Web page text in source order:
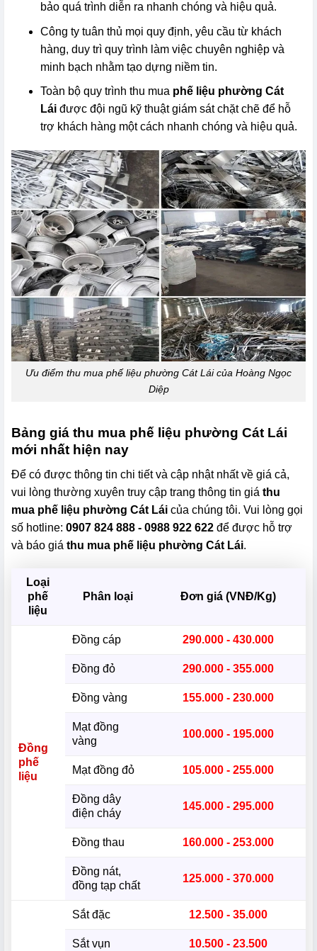
bảo quá trình diễn ra nhanh chóng và hiệu quả.
Công ty tuân thủ mọi quy định, yêu cầu từ khách
hàng, duy trì quy trình làm việc chuyên nghiệp và
minh bạch nhằm tạo dựng niềm tin.
Toàn bộ quy trình thu mua phế liệu phường Cát
Láiđược đội ngũ kỹ thuật giám sát chặt chẽ để hỗ
trợ khách hàng một cách nhanh chóng và hiệu quả.
Ưu điểm thu mua phế liệu phường Cát Lái của Hoàng Ngọc
Diệp
Bảng giá thu mua phế liệu phường Cát Lái
mới nhất hiện nay
Để có được thông tin chi tiết và cập nhật nhất về giá cả,
vui lòng thường xuyên truy cập trang thông tin giá thu
mua phế liệu phường Cát Láicủa chúng tôi. Vui lòng gọi
số hotline: 0907 824 888 - 0988 922 622để được hỗ trợ
và báo giá thu mua phế liệu phường Cát Lái.
Loại
phế
liệu
Phân loại Đơn giá (VNĐ/Kg)
Đồng
phế
liệu
Đồng cáp 290.000 - 430.000
Đồng đỏ 290.000 - 355.000
Đồng vàng 155.000 - 230.000
Mạt đồng
vàng
100.000 - 195.000
Mạt đồng đỏ 105.000 - 255.000
Đồng dây
điện cháy
145.000 - 295.000
Đồng thau 160.000 - 253.000
Đồng nát,
đồng tạp chất
125.000 - 370.000
Sắt đặc 12.500 - 35.000
Sắt vụn 10.500 - 23.500